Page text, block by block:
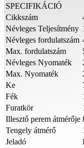
SPECIFIKÁCIÓ
Cikkszám
Névleges Teljesítmény
Névleges fordulatszám
Max. fordulatszám
Névleges Nyomaték
Max. Nyomaték
Ke
Fék
Furatkör
Illesztő perem átmérője
Tengely átmérő
Jeladó